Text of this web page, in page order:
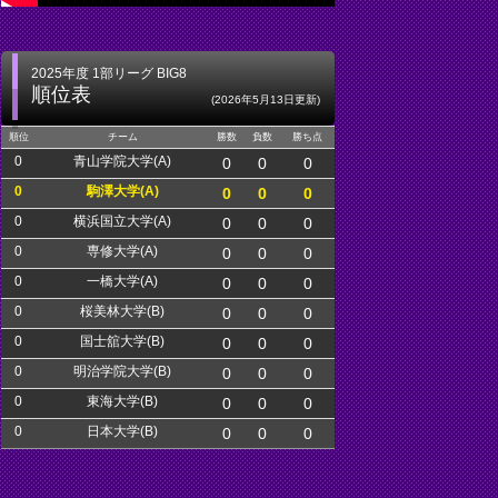
2025年度 1部リーグ BIG8
順位表 (2026年5月13日更新)
順位 チーム 勝数 負数 勝ち点
0 青山学院大学(A) 0 0 0
0 駒澤大学(A) 0 0 0
0 横浜国立大学(A) 0 0 0
0 専修大学(A) 0 0 0
0 一橋大学(A) 0 0 0
0 桜美林大学(B) 0 0 0
0 国士舘大学(B) 0 0 0
0 明治学院大学(B) 0 0 0
0 東海大学(B) 0 0 0
0 日本大学(B) 0 0 0